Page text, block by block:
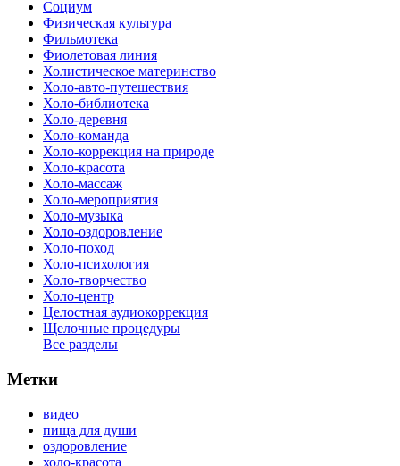
Социум
Физическая культура
Фильмотека
Фиолетовая линия
Холистическое материнство
Холо-авто-путешествия
Холо-библиотека
Холо-деревня
Холо-команда
Холо-коррекция на природе
Холо-красота
Холо-массаж
Холо-мероприятия
Холо-музыка
Холо-оздоровление
Холо-поход
Холо-психология
Холо-творчество
Холо-центр
Целостная аудиокоррекция
Щелочные процедуры
Все разделы
Метки
видео
пища для души
оздоровление
холо-красота